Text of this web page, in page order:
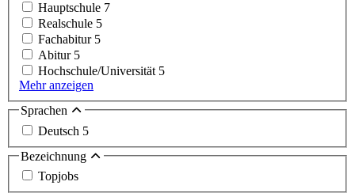
Hauptschule 7
Realschule 5
Fachabitur 5
Abitur 5
Hochschule/Universität 5
Mehr anzeigen
Sprachen
Deutsch 5
Bezeichnung
Topjobs